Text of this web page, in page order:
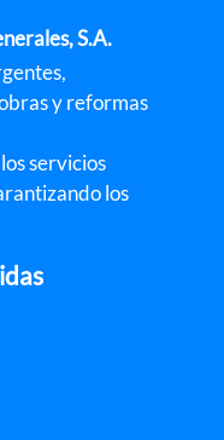
S.A.
y reformas
servicios
los